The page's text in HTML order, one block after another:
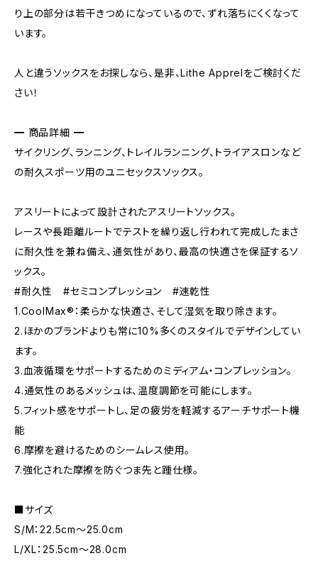
り上の部分は若干きつめになっているので、ずれ落ちにくくなって
います。
人と違うソックスをお探しなら、是非、Lithe Apprelをご検討くだ
さい！
━ 商品詳細 ━
サイクリング、ランニング、トレイルランニング、トライアスロンなど
の耐久スポーツ用のユニセックスソックス。
アスリートによって設計されたアスリートソックス。
レースや長距離ルートでテストを繰り返し行われて完成したまさ
に耐久性を兼ね備え、通気性があり、最高の快適さを保証するソ
ックス。
#耐久性 #セミコンプレッション #速乾性
1.CoolMax®：柔らかな快適さ、そして湿気を取り除きます。
2.ほかのブランドよりも常に10%多くのスタイルでデザインしてい
ます。
3.血液循環をサポートするためのミディアム・コンプレッション。
4.通気性のあるメッシュは、温度調節を可能にします。
5.フィット感をサポートし、足の疲労を軽減するアーチサポート機
能
6.摩擦を避けるためのシームレス使用。
7.強化された摩擦を防ぐつま先と踵仕様。
■サイズ
S/M：22.5cm～25.0cm
L/XL：25.5cm～28.0cm